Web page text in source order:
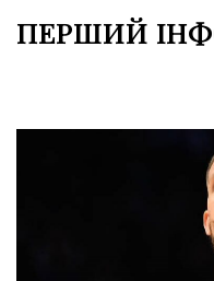
доПЕРШИЙ